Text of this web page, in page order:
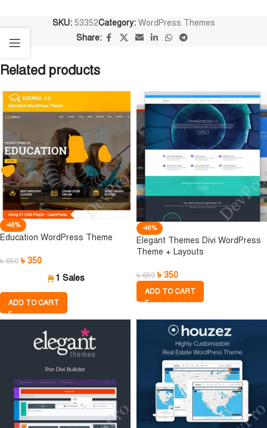
SKU: 53352Category: WordPress Themes
Share:
Related products
-46%
Education WordPress Theme
৳650 ৳ 350
1 Sales
ADD TO CART
-46%
Elegant Themes Divi WordPress
Theme + Layouts
৳650 ৳ 350
ADD TO CART